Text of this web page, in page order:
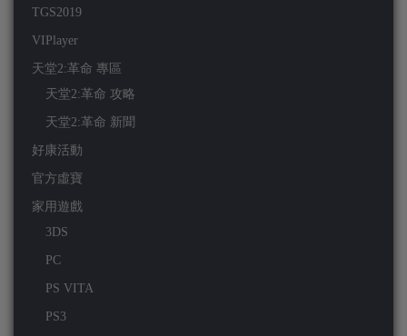
TGS2019
VIPlayer
天堂2:革命 專區
天堂2:革命 攻略
天堂2:革命 新聞
好康活動
官方虛寶
家用遊戲
3DS
PC
PS VITA
PS3